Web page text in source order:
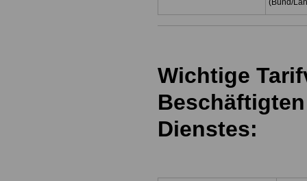
(Bund/
Wichtige
Dienstes: